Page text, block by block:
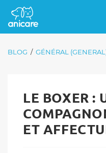
BLOG / GÉNÉRAL
LE BOXER :
ET